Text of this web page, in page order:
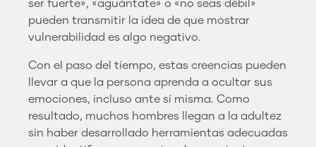
ser fuerte», «aguántate» o «no seas débil»
pueden transmitir la idea de que mostrar
vulnerabilidad es algo negativo.
Con el paso del tiempo, estas creencias pueden
llevar a que la persona aprenda a ocultar sus
emociones, incluso ante sí misma. Como
resultado, muchos hombres llegan a la adultez
sin haber desarrollado herramientas adecuadas